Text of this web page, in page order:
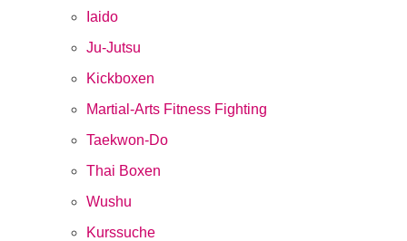
Iaido
Ju-Jutsu
Kickboxen
Martial-Arts Fitness Fighting
Taekwon-Do
Thai Boxen
Wushu
Kurssuche